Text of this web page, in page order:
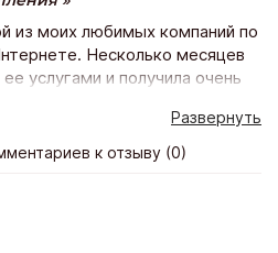
из моих любимых компаний по
Несколько месяцев
услугами и получила очень
появилось много
спасибо вам, у вас
Развернуть
к отзыву (0)